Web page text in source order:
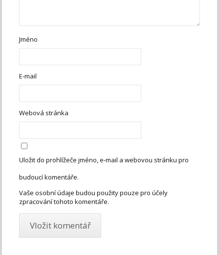
Jméno
E-mail
Webová stránka
Uložit do prohlížeče jméno, e-mail a webovou stránku pro
budoucí komentáře.
Vaše osobní údaje budou použity pouze pro účely
zpracování tohoto komentáře.